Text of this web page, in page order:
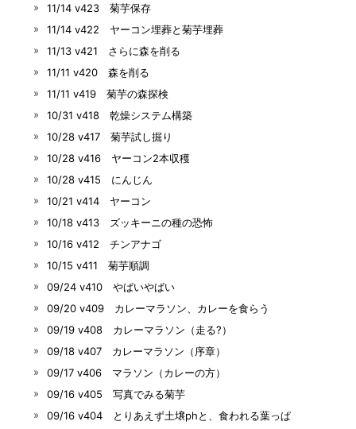
11/14 v423 菊芋保存
11/14 v422 ヤーコン埋葬と菊芋埋葬
11/13 v421 さらに森を削る
11/11 v420 森を削る
11/11 v419 菊芋の森探検
10/31 v418 乾燥システム構築
10/28 v417 菊芋試し掘り
10/28 v416 ヤーコン2本収穫
10/28 v415 にんじん
10/21 v414 ヤーコン
10/18 v413 ズッキーニの種の恐怖
10/16 v412 チンアナゴ
10/15 v411 菊芋順調
09/24 v410 やばいやばい
09/20 v409 カレーマラソン、カレーを食らう
09/19 v408 カレーマラソン（走る?）
09/18 v407 カレーマラソン（序章）
09/17 v406 マラソン（カレーの方）
09/16 v405 写真でみる菊芋
09/16 v404 とりあえず土壌phと、食われる葉っぱ